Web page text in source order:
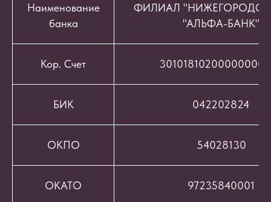
Наименование
банка
ФИЛИАЛ
"АЛЬФА-БАНК"
Кор. Счет
БИК 042202824
ОКПО 54028130
ОКАТО 97235840001